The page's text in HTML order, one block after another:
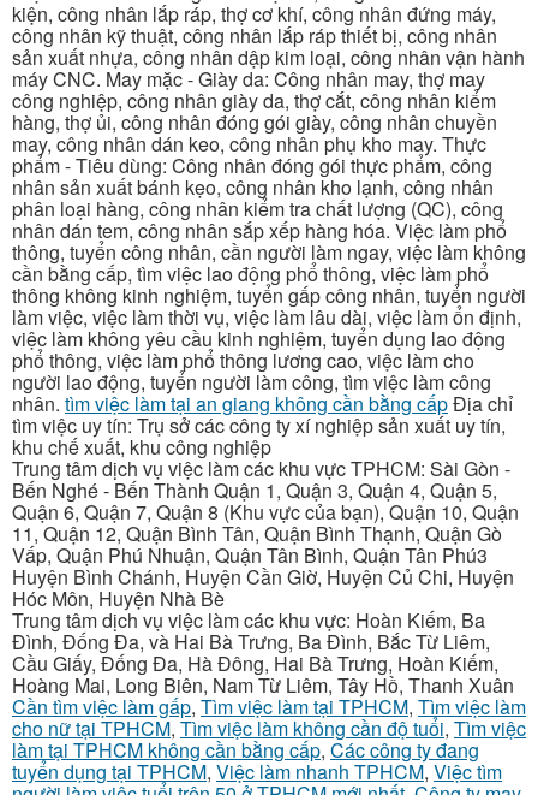
kiện, công nhân lắp ráp, thợ cơ khí, công nhân đứng máy,
công nhân kỹ thuật, công nhân lắp ráp thiết bị, công nhân
sản xuất nhựa, công nhân dập kim loại, công nhân vận hành
máy CNC. May mặc - Giày da: Công nhân may, thợ may
công nghiệp, công nhân giày da, thợ cắt, công nhân kiểm
hàng, thợ ủi, công nhân đóng gói giày, công nhân chuyền
may, công nhân dán keo, công nhân phụ kho may. Thực
phẩm - Tiêu dùng: Công nhân đóng gói thực phẩm, công
nhân sản xuất bánh kẹo, công nhân kho lạnh, công nhân
phân loại hàng, công nhân kiểm tra chất lượng (QC), công
nhân dán tem, công nhân sắp xếp hàng hóa. Việc làm phổ
thông, tuyển công nhân, cần người làm ngay, việc làm không
cần bằng cấp, tìm việc lao động phổ thông, việc làm phổ
thông không kinh nghiệm, tuyển gấp công nhân, tuyển người
làm việc, việc làm thời vụ, việc làm lâu dài, việc làm ổn định,
việc làm không yêu cầu kinh nghiệm, tuyển dụng lao động
phổ thông, việc làm phổ thông lương cao, việc làm cho
người lao động, tuyển người làm công, tìm việc làm công
nhân. tìm việc làm tại an giang không cần bằng cấpĐịa chỉ
tìm việc uy tín: Trụ sở các công ty xí nghiệp sản xuất uy tín,
khu chế xuất, khu công nghiệp
Trung tâm dịch vụ việc làm các khu vực TPHCM: Sài Gòn -
Bến Nghé - Bến Thành Quận 1, Quận 3, Quận 4, Quận 5,
Quận 6, Quận 7, Quận 8 (Khu vực của bạn), Quận 10, Quận
11, Quận 12, Quận Bình Tân, Quận Bình Thạnh, Quận Gò
Vấp, Quận Phú Nhuận, Quận Tân Bình, Quận Tân Phú3
Huyện Bình Chánh, Huyện Cần Giờ, Huyện Củ Chi, Huyện
Hóc Môn, Huyện Nhà Bè
Trung tâm dịch vụ việc làm các khu vực: Hoàn Kiếm, Ba
Đình, Đống Đa, và Hai Bà Trưng, Ba Đình, Bắc Từ Liêm,
Cầu Giấy, Đống Đa, Hà Đông, Hai Bà Trưng, Hoàn Kiếm,
Hoàng Mai, Long Biên, Nam Từ Liêm, Tây Hồ, Thanh Xuân
Cần tìm việc làm gấp, Tìm việc làm tại TPHCM, Tìm việc làm
cho nữ tại TPHCM, Tìm việc làm không cần độ tuổi, Tìm việc
làm tại TPHCM không cần bằng cấp, Các công ty đang
tuyển dụng tại TPHCM, Việc làm nhanh TPHCM, Việc tìm